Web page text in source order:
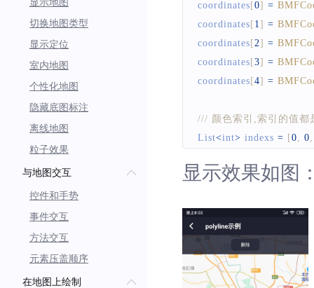
显示地图
切换地图类型
显示定位
室内地图
个性化地图
隐藏底图标注
离线地图
粒子效果
与地图交互
控件和手势
事件交互
方法交互
元素压盖顺序
在地图上绘制
coordinates[0] =
coordinates[ 1 ] =
coordinates[ 2] =
coordinates[3] =
coordinates[4] =
/// 颜色索引,索引的值都
List<int> indexs = [0 0
/// 颜色
colors
Colors.blue
colors[1]
colors
2 = Colors.
colors[3] = Colors green
显示效果如图